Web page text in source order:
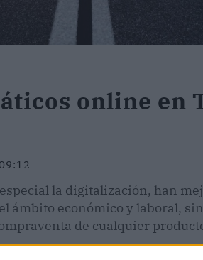
online en
la digitalización, han
ámbito económico y laboral,
de cualquier